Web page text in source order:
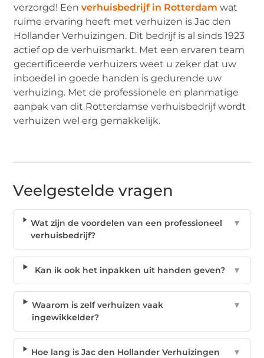
verzorgd! Eenverhuisbedrijf in Rotterdam wat
ruime ervaring heeft met verhuizen is Jac den
Hollander Verhuizingen. Dit bedrijf is al sinds 1923
actief op de verhuismarkt. Met een ervaren team
gecertificeerde verhuizers weet u zeker dat uw
inboedel in goede handen is gedurende uw
verhuizing. Met de professionele en planmatige
aanpak van dit Rotterdamse verhuisbedrijf wordt
verhuizen wel erg gemakkelijk.
Veelgestelde vragen
Wat zijn de voordelen van een professioneel
verhuisbedrijf?
▼
Kan ik ook het inpakken uit handen geven? ▼
Waarom is zelf verhuizen vaak
ingewikkelder?
▼
Hoe lang is Jac den Hollander Verhuizingen
▼